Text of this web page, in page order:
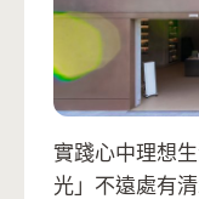
實踐心中理想
光」不遠處有